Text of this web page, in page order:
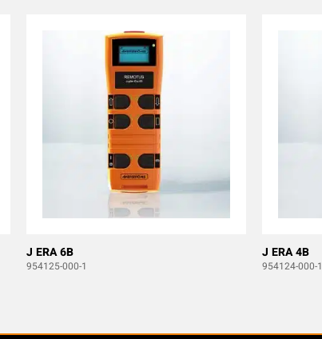
J ERA 6B
954125-000-1
J ERA 4B
954124-000-1